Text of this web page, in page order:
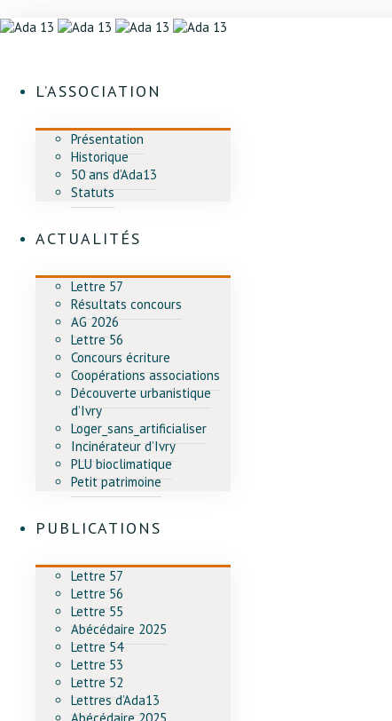
L’ASSOCIATION
Présentation
Historique
50 ans d’Ada13
Statuts
ACTUALITÉS
Lettre 57
Résultats concours
AG 2026
Lettre 56
Concours écriture
Coopérations associations
Découverte urbanistique
d’Ivry
Loger_sans_artificialiser
Incinérateur d’Ivry
PLU bioclimatique
Petit patrimoine
PUBLICATIONS
Lettre 57
Lettre 56
Lettre 55
Abécédaire 2025
Lettre 54
Lettre 53
Lettre 52
Lettres d’Ada13